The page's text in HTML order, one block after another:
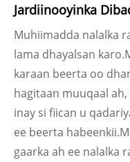
Jardiinooyinka
Muhiimadda nalalka
lama dhayalsan
karaan beerta oo
hagitaan muuqaal
inay si fiican u
ee beerta
gaarka ah ee nalalka